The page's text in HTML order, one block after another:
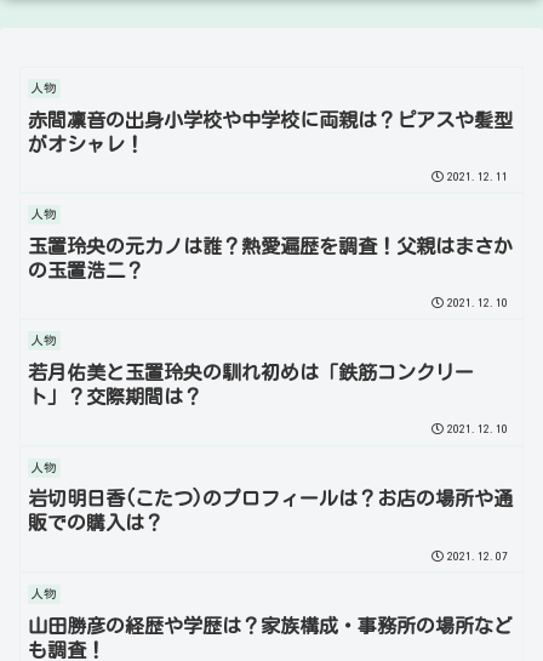
人物
赤間凛音の出身小学校や中学校に両親は？ピアスや髪型
がオシャレ！
2021.12.11
人物
玉置玲央の元カノは誰？熱愛遍歴を調査！父親はまさか
の玉置浩二？
2021.12.10
人物
若月佑美と玉置玲央の馴れ初めは「鉄筋コンクリー
ト」？交際期間は？
2021.12.10
人物
岩切明日香(こたつ)のプロフィールは？お店の場所や通
販での購入は？
2021.12.07
人物
山田勝彦の経歴や学歴は？家族構成・事務所の場所など
も調査！